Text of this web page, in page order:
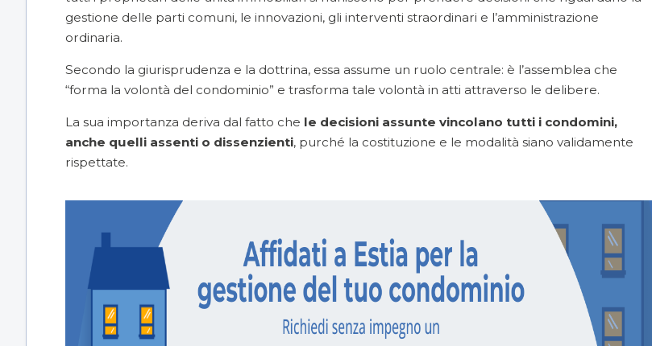
gestione delle parti comuni, le innovazioni, gli interventi straordinari e l’amministrazione
ordinaria.
Secondo la giurisprudenza e la dottrina, essa assume un ruolo centrale: è l’assemblea che
“forma la volontà del condominio” e trasforma tale volontà in atti attraverso le delibere.
La sua importanza deriva dal fatto che le decisioni assunte vincolano tutti i condomini,
anche quelli assenti o dissenzienti, purché la costituzione e le modalità siano validamente
rispettate.